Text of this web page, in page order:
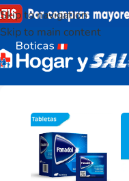
Skip to navigation
Skip to main content